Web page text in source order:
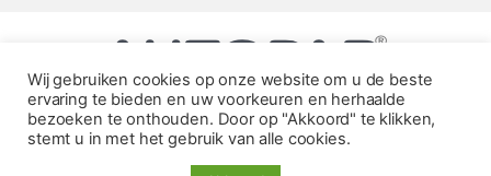
Wij gebruiken cookies op onze website om u de beste
ervaring te bieden en uw voorkeuren en herhaalde
bezoeken te onthouden. Door op "Akkoord" te klikken,
stemt u in met het gebruik van alle cookies.